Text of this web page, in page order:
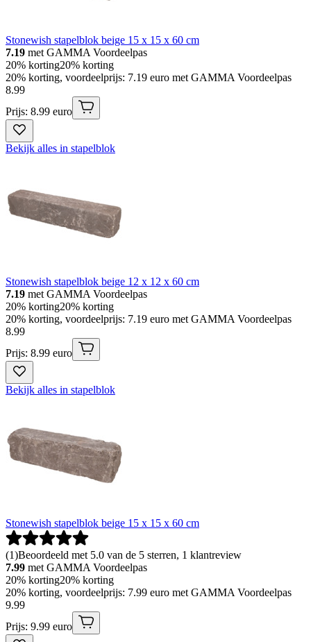
Stonewish stapelblok beige 15 x 15 x 60 cm
7.19 met GAMMA Voordeelpas
20% korting20% korting
20% korting, voordeelprijs: 7.19 euro met GAMMA Voordeelpas
8.99
Prijs: 8.99 euro
Bekijk alles in stapelblok
Stonewish stapelblok beige 12 x 12 x 60 cm
7.19 met GAMMA Voordeelpas
20% korting20% korting
20% korting, voordeelprijs: 7.19 euro met GAMMA Voordeelpas
8.99
Prijs: 8.99 euro
Bekijk alles in stapelblok
Stonewish stapelblok beige 15 x 15 x 60 cm
(1)Beoordeeld met 5.0 van de 5 sterren, 1 klantreview
7.99 met GAMMA Voordeelpas
20% korting20% korting
20% korting, voordeelprijs: 7.99 euro met GAMMA Voordeelpas
9.99
Prijs: 9.99 euro